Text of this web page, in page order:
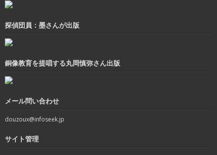
探偵団員：墨さんが出版
銅像教育を提唱する丸岡慎弥さん出版
メール問い合わせ
douzoux@infoseek.jp
サイト管理